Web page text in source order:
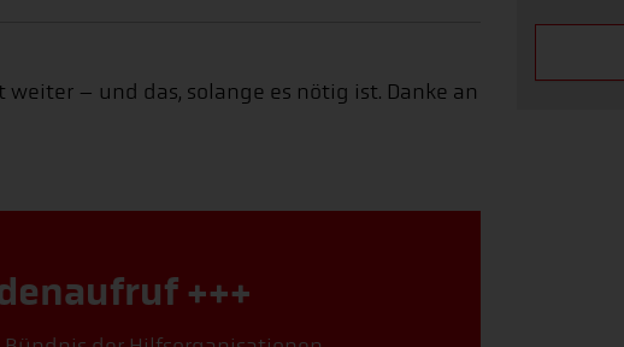
– und das, solange es nötig ist. Danke an
+++